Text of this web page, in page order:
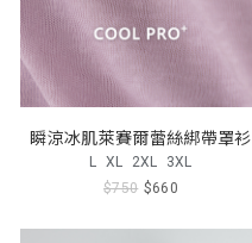
瞬涼冰肌萊賽爾蕾絲綁帶罩衫
L XL 2XL 3XL
$750 $660